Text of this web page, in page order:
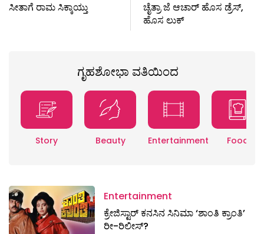
ಸೀತಾಗೆ ರಾಮ ಸಿಕ್ಕಾಯ್ತು
ಚೈತ್ರಾ ಜೆ ಆಚಾರ್‌ ಹೊಸ ಡ್ರೆಸ್,
ಹೊಸ ಲುಕ್
ಗೃಹಶೋಭಾ ವತಿಯಿಂದ
Story Beauty Entertainment Food
Entertainment
ಕ್ರೇಜಿಸ್ಟಾರ್ ಕನಸಿನ ಸಿನಿಮಾ ‘ಶಾಂತಿ ಕ್ರಾಂತಿ’
ರೀ-ರಿಲೀಸ್?